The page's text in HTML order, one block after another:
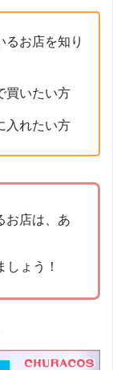
るお店を知り
買いたい方
入れたい方
お店は、あ
しょう！